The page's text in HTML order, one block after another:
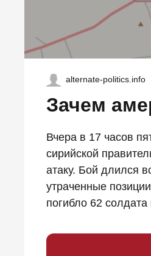
alternate-politics.info
Зачем
Вчера в 17 часов
сирийской
атаку. Бой длился
утраченные
погибло 62